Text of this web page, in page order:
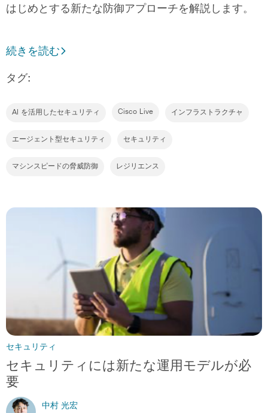
はじめとする新たな防御アプローチを解説します。
続きを読む
タグ:
AI を活用したセキュリティ Cisco Live インフラストラクチャ
エージェント型セキュリティ セキュリティ
マシンスピードの脅威防御 レジリエンス
セキュリティ
セキュリティには新たな運用モデルが必
要
中村 光宏